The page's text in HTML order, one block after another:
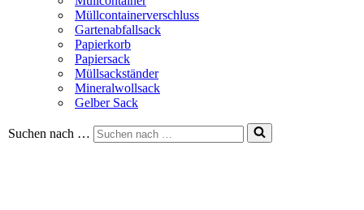
Müllcontainerverschluss
Gartenabfallsack
Papierkorb
Papiersack
Müllsackständer
Mineralwollsack
Gelber Sack
Suchen nach …